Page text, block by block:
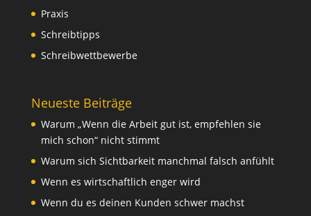
Praxis
Schreibtipps
Schreibwettbewerbe
Neueste Beiträge
Warum „Wenn die Arbeit gut ist, empfehlen sie
mich schon“ nicht stimmt
Warum sich Sichtbarkeit manchmal falsch anfühlt
Wenn es wirtschaftlich enger wird
Wenn du es deinen Kunden schwer machst